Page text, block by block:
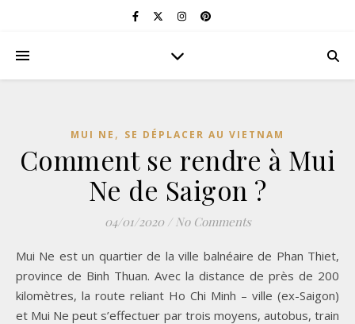
MUI NE , SE DÉPLACER AU VIETNAM
Comment se rendre à Mui
Ne de Saigon ?
04/01/2020 / No Comments
Mui Ne est un quartier de la ville balnéaire de Phan Thiet,
province de Binh Thuan. Avec la distance de près de 200
kilomètres, la route reliant Ho Chi Minh – ville (ex-Saigon)
et Mui Ne peut s’effectuer par trois moyens, autobus, train